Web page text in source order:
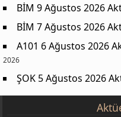
BİM 9 Ağustos 2026
BİM 7 Ağustos 2026
A101 6 Ağustos 2026
2026
ŞOK 5 Ağustos 2026